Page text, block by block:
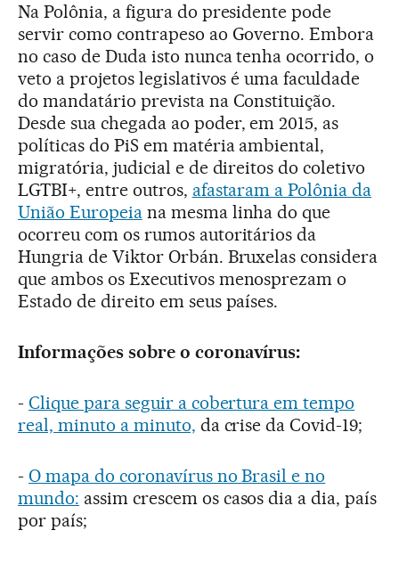
Na Polônia, a figura do presidente pode
servir como contrapeso ao Governo. Embora
no caso de Duda isto nunca tenha ocorrido, o
veto a projetos legislativos é uma faculdade
do mandatário prevista na Constituição.
Desde sua chegada ao poder, em 2015, as
políticas do PiS em matéria ambiental,
migratória, judicial e de direitos do coletivo
LGTBI+, entre outros, afastaram a Polônia da
União Europeiana mesma linha do que
ocorreu com os rumos autoritários da
Hungria de Viktor Orbán. Bruxelas considera
que ambos os Executivos menosprezam o
Estado de direito em seus países.
Informações sobre o coronavírus:
- Clique para seguir a cobertura em tempo
real, minuto a minuto, da crise da Covid-19;
- O mapa do coronavírus no Brasil e no
mundo: assim crescem os casos dia a dia, país
por país;